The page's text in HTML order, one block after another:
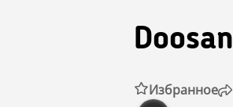
Doosan
Избранное